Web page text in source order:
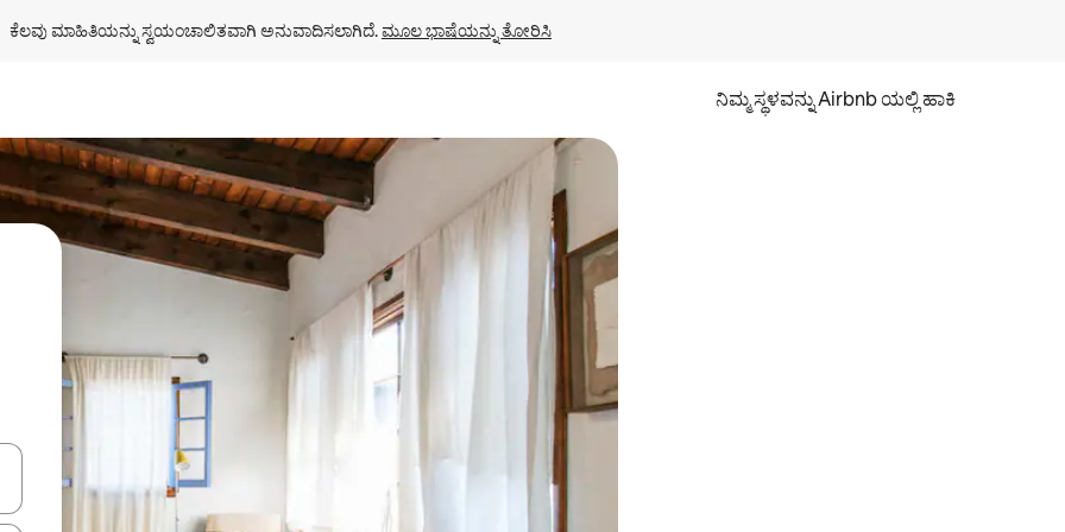
ಕೆಲವು ಮಾಹಿತಿಯನ್ನು ಸ್ವಯಂಚಾಲಿತವಾಗಿ ಅನುವಾದಿಸಲಾಗಿದೆ. ಮೂಲ ಭಾಷೆಯನ್ನು ತೋರಿಸಿ
ನಿಮ್ಮ ಸ್ಥಳವನ್ನು Airbnb ಯಲ್ಲಿ ಹಾಕಿ
ನ್ಯಾವಿಗೇಟ್ ಮಾಡಿ ಅಥವಾ ಸ್ಪರ್ಶ ಅಥವಾ ಸ್ವೈಪ್ ಗೆಸ್ಚರ್‌ಗಳ ಮೂಲಕ ಅನ್ವೇಷಿಸಿ.